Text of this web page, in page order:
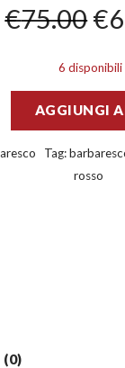
€75.00€
6 disponibili
AGGIUNGI
Tag:
rosso
(0)